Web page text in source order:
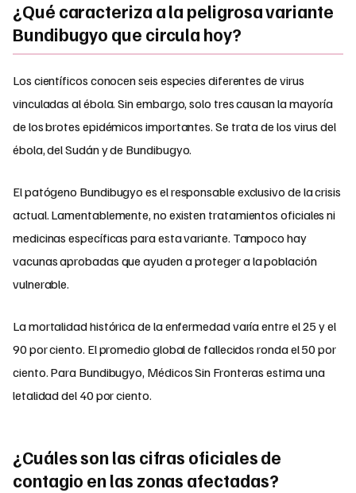
¿Qué caracteriza a la peligrosa variante
Bundibugyo que circula hoy?
Los científicos conocen seis especies diferentes de virus
vinculadas al ébola. Sin embargo, solo tres causan la mayoría
de los brotes epidémicos importantes. Se trata de los virus del
ébola, del Sudán y de Bundibugyo.
El patógeno Bundibugyo es el responsable exclusivo de la crisis
actual. Lamentablemente, no existen tratamientos oficiales ni
medicinas específicas para esta variante. Tampoco hay
vacunas aprobadas que ayuden a proteger a la población
vulnerable.
La mortalidad histórica de la enfermedad varía entre el 25 y el
90 por ciento. El promedio global de fallecidos ronda el 50 por
ciento. Para Bundibugyo, Médicos Sin Fronteras estima una
letalidad del 40 por ciento.
¿Cuáles son las cifras oficiales de
contagio en las zonas afectadas?